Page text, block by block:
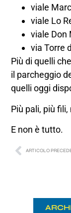
viale
viale Lo
viale Don
via Torre
Più di quelli
il parcheggio
quelli oggi
Più pali, più
E non è tutto.
ARTICOLO